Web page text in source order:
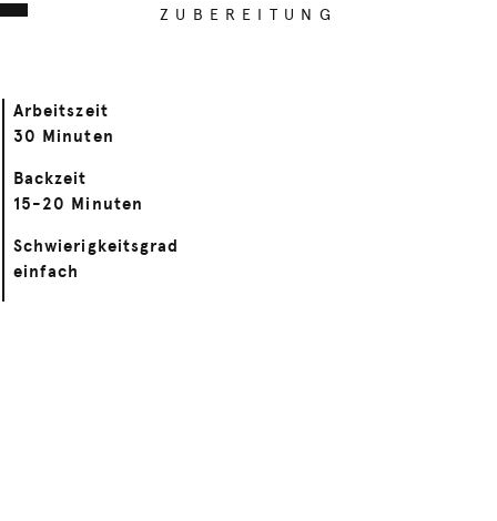
ZUBEREITUNG
Arbeitszeit
30 Minuten
Backzeit
15-20 Minuten
Schwierigkeitsgrad
einfach